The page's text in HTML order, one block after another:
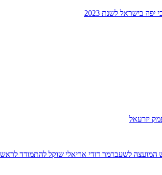
בישראל לשנת 2023
לשעברמר דודי אריאלי שוקל להתמודד